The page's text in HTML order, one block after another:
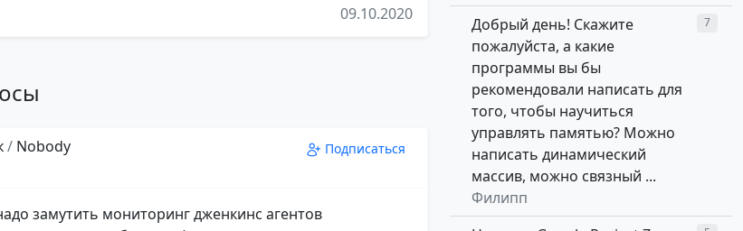
09.10.2020
/ Nobody
Подписаться
замутить мониторинг дженкинс агентов
Добрый день! Скажите
пожалуйста, а какие
программы вы бы
рекомендовали написать для
того, чтобы научиться
управлять памятью? Можно
написать динамический
массив, можно связный ...
Филипп
7